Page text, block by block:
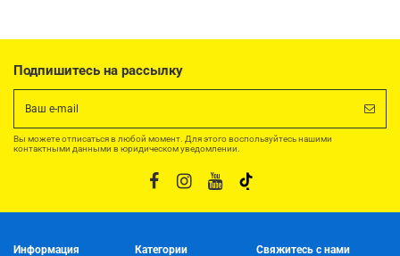
Подпишитесь на рассылку
Вы можете отписаться в любой момент. Для этого воспользуйтесь нашими
контактными данными в юридическом уведомлении.
Информация Категории Свяжитесь с нами